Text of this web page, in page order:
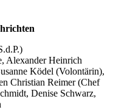
Alexander Heinrich
Ködel (Volontärin),
Christian Reimer (Chef
Denise Schwarz,